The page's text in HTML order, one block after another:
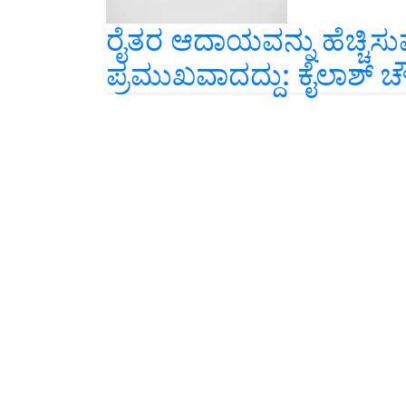
ರೈತರ ಆದಾಯವನ್ನು
ಪ್ರಮುಖವಾದದ್ದು: ಕೈಲಾಶ್